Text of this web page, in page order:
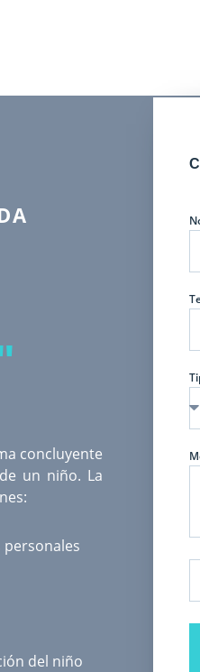
concluyente
un niño. La
del niño